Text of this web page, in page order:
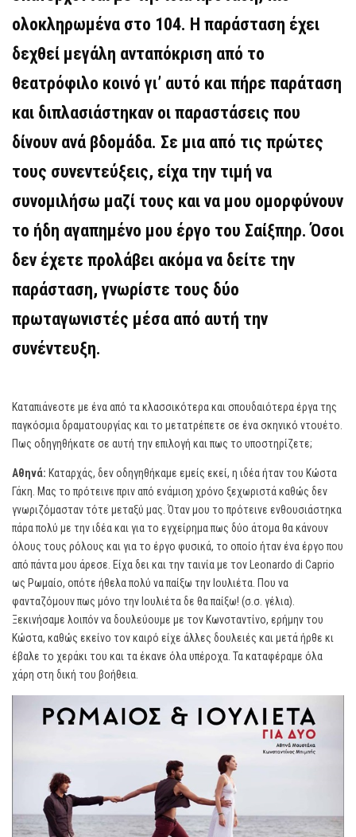
ολοκληρωμένα στο 104. Η παράσταση έχει
δεχθεί μεγάλη ανταπόκριση από το
θεατρόφιλο κοινό γι’ αυτό και πήρε παράταση
και διπλασιάστηκαν οι παραστάσεις που
δίνουν ανά βδομάδα. Σε μια από τις πρώτες
τους συνεντεύξεις, είχα την τιμή να
συνομιλήσω μαζί τους και να μου ομορφύνουν
το ήδη αγαπημένο μου έργο του Σαίξπηρ. Όσοι
δεν έχετε προλάβει ακόμα να δείτε την
παράσταση, γνωρίστε τους δύο
πρωταγωνιστές μέσα από αυτή την
συνέντευξη.
Καταπιάνεστε με ένα από τα κλασσικότερα και σπουδαιότερα έργα της
παγκόσμια δραματουργίας και το μετατρέπετε σε ένα σκηνικό ντουέτο.
Πως οδηγηθήκατε σε αυτή την επιλογή και πως το υποστηρίζετε;
Αθηνά: Καταρχάς, δεν οδηγηθήκαμε εμείς εκεί, η ιδέα ήταν του Κώστα
Γάκη. Μας το πρότεινε πριν από ενάμιση χρόνο ξεχωριστά καθώς δεν
γνωριζόμασταν τότε μεταξύ μας. Όταν μου το πρότεινε ενθουσιάστηκα
πάρα πολύ με την ιδέα και για το εγχείρημα πως δύο άτομα θα κάνουν
όλους τους ρόλους και για το έργο φυσικά, το οποίο ήταν ένα έργο που
από πάντα μου άρεσε. Είχα δει και την ταινία με τον Leonardo di Caprio
ως Ρωμαίο, οπότε ήθελα πολύ να παίξω την Ιουλιέτα. Που να
φανταζόμουν πως μόνο την Ιουλιέτα δε θα παίξω! (σ.σ. γέλια).
Ξεκινήσαμε λοιπόν να δουλεύουμε με τον Κωνσταντίνο, ερήμην του
Κώστα, καθώς εκείνο τον καιρό είχε άλλες δουλειές και μετά ήρθε κι
έβαλε το χεράκι του και τα έκανε όλα υπέροχα. Τα καταφέραμε όλα
χάρη στη δική του βοήθεια.